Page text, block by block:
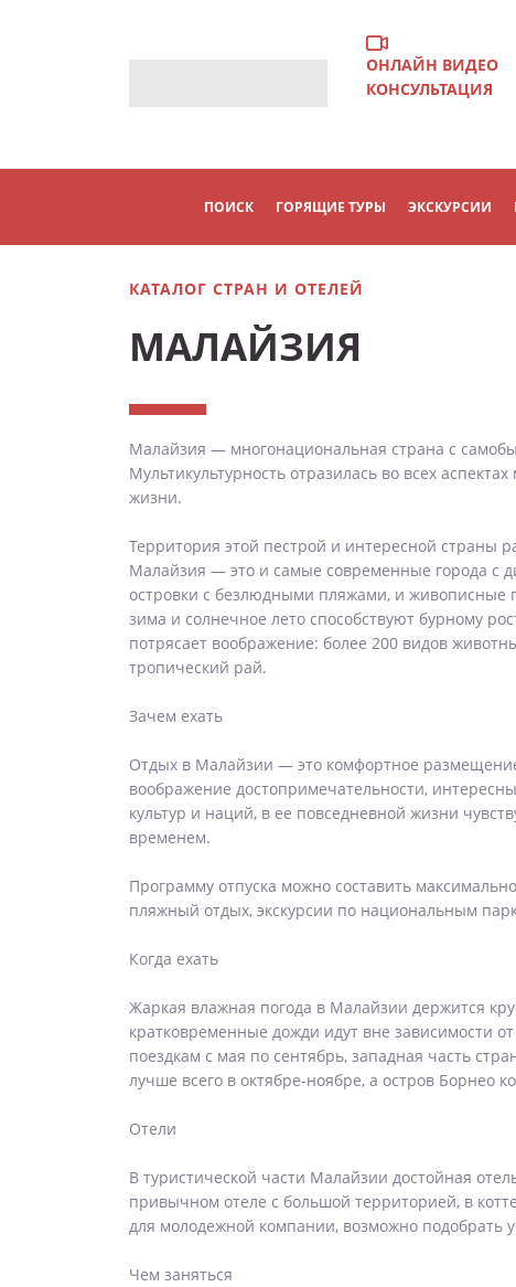
ОНЛАЙН ВИДЕО
КОНСУЛЬТАЦИЯ
ПОИСК ГОРЯЩИЕ ТУРЫ ЭКСКУРСИИ
КАТАЛОГ СТРАН И ОТЕЛЕЙ
МАЛАЙЗИЯ
Малайзия — многонациональная страна с
Мультикультурность отразилась во всех
жизни.
Территория этой пестрой и интересной страны
Малайзия — это и самые современные города с
островки с безлюдными пляжами, и живописные
зима и солнечное лето способствуют бурному
потрясает воображение: более 200 видов
тропический рай.
Зачем ехать
Отдых в Малайзии — это комфортное
воображение достопримечательности,
культур и наций, в ее повседневной жизни
временем.
Программу отпуска можно составить
пляжный отдых, экскурсии по национальным
Когда ехать
Жаркая влажная погода в Малайзии держится
кратковременные дожди идут вне зависимости
поездкам с мая по сентябрь, западная часть
лучше всего в октябре-ноябре, а остров Борнео
Отели
В туристической части Малайзии достойная
привычном отеле с большой территорией, в
для молодежной компании, возможно подобрать
Чем заняться